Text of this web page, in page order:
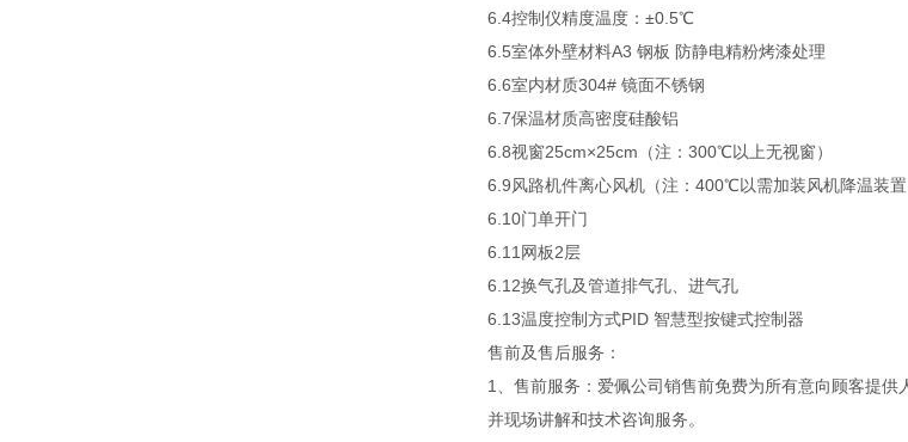
6.4控制仪精度温度：±0.5℃
6.5室体外壁材料A3 钢板 防静电精粉烤漆处理
6.6室内材质304# 镜面不锈钢
6.7保温材质高密度硅酸铝
6.8视窗25cm×25cm（注：300℃以上无视窗）
6.9风路机件离心风机（注：400℃以需加装风机降温装置
6.10门单开门
6.11网板2层
6.12换气孔及管道排气孔、进气孔
6.13温度控制方式PID 智慧型按键式控制器
售前及售后服务：
1、售前服务：爱佩公司销售前免费为所有意向顾客提
并现场讲解和技术咨询服务。